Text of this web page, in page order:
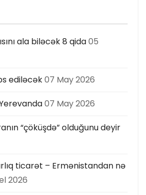
ala biləcək 8 qida05
ediləcək07 May 2026
07 May 2026
“çöküşdə” olduğunu deyir
ticarət – Ermənistandan nə
2026